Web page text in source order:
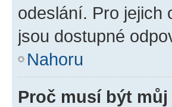
odeslání. Pro jejich
jsou dostupné
Nahoru
Proč musí být